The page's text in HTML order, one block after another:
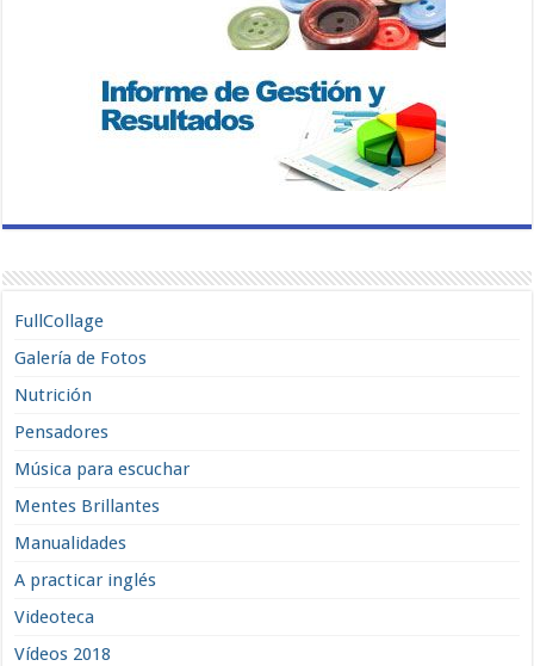
FullCollage
Galería de Fotos
Nutrición
Pensadores
Música para escuchar
Mentes Brillantes
Manualidades
A practicar inglés
Videoteca
Vídeos 2018